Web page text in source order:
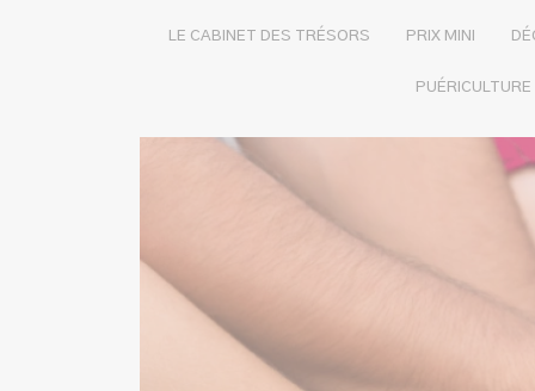
LE CABINET DES TRÉSORS PRIX MINI
PUÉRICULTURE